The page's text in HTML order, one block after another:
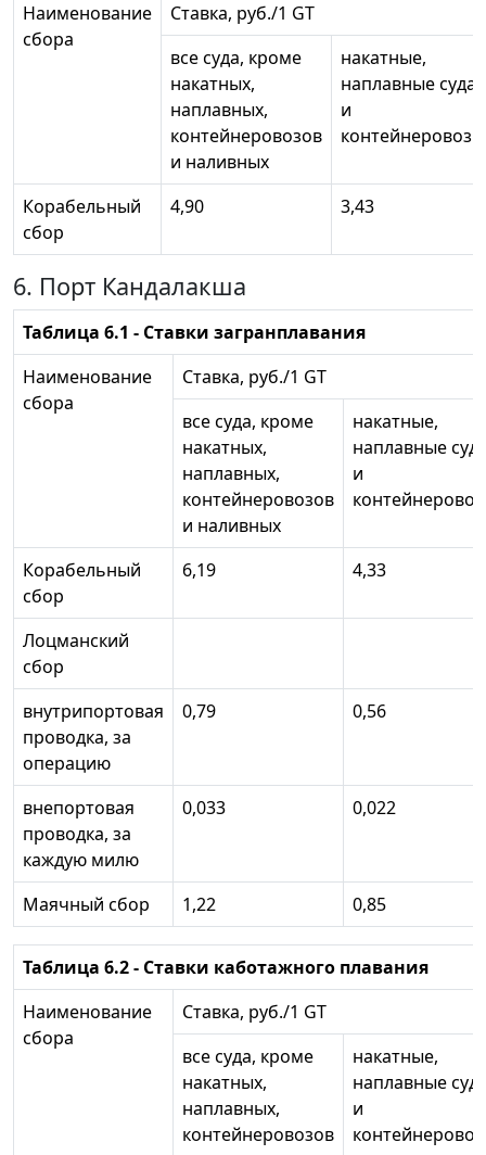
Наименование
сбора
Ставка, руб./1 GT
все суда, кроме
накатных,
наплавных,
контейнеровозов
и наливных
накатные,
наплавные суда
и
контейнеровозы
Корабельный
сбор
4,90 3,43
6. Порт Кандалакша
Таблица 6.1 - Ставки загранплавания
Наименование
сбора
Ставка, руб./1 GT
все суда, кроме
накатных,
наплавных,
контейнеровозов
и наливных
накатные,
наплавные
и
Корабельный
сбор
6,19 4,33
Лоцманский
сбор
внутрипортовая
проводка, за
операцию
0,79 0,56
внепортовая
проводка, за
каждую милю
0,033 0,022
Маячный сбор 1,22 0,85
Таблица 6.2 - Ставки каботажного плавания
Наименование
сбора
Ставка, руб./1 GT
все суда, кроме
накатных,
наплавных,
контейнеровозов
накатные,
наплавные
и